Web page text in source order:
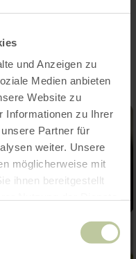
und Anzeigen zu
Medien anbieten
Website zu
Informationen zu Ihrer
Partner für
weiter. Unsere
möglicherweise mit
ihnen bereitgestellt